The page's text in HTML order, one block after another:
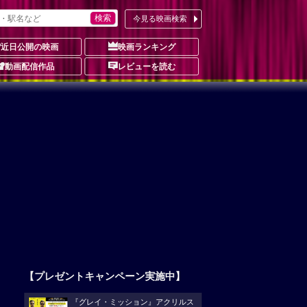
今見る映画検索
近日公開の映画 映画ランキング
動画配信作品 レビューを読む
【プレゼントキャンペーン実施中】
『グレイ・ミッション』アクリルス